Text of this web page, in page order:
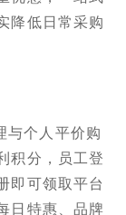
降低日常采购
与个人平价购
积分，员工登
即可领取平台
日特惠、品牌